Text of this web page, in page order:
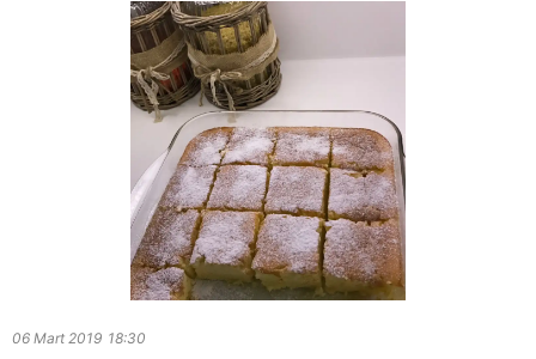
06 Mart 2019 18:30